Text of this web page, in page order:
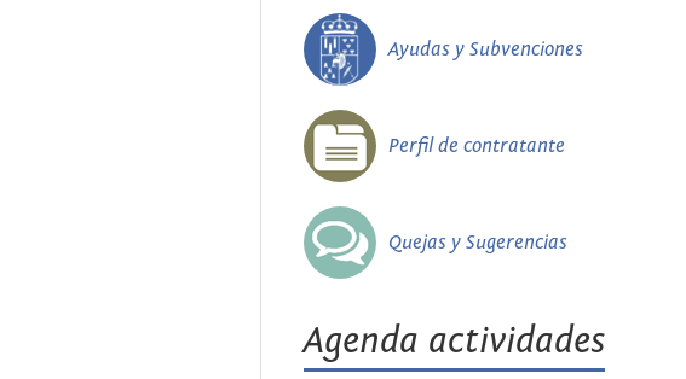
Ayudas y Subvenciones
Perfil de contratante
Quejas y Sugerencias
Agenda actividades